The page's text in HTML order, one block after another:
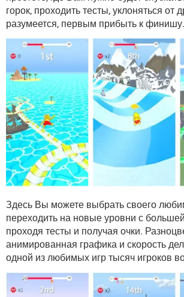
ВИДЕО GOOGLE
YANDEX
горок, проходить тесты, уклоняться от
разумеется, первым прибыть к финишу.
Здесь Вы можете выбрать своего
переходить на новые уровни с
проходя тесты и получая очки.
анимированная графика и скорость
одной из любимых игр тысяч игроков